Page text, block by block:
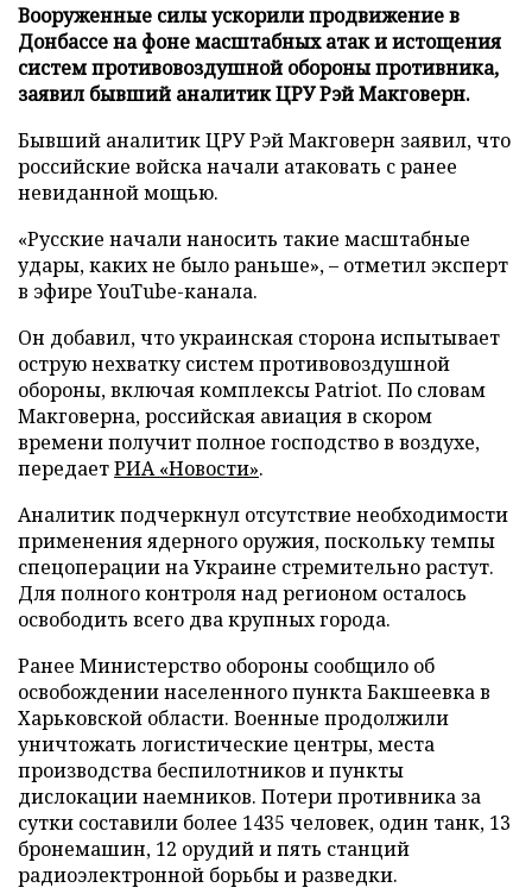
Вооруженные силы ускорили продвижение в
Донбассе на фоне масштабных атак и истощения
систем противовоздушной обороны противника,
заявил бывший аналитик ЦРУ Рэй Макговерн.
Бывший аналитик ЦРУ Рэй Макговерн заявил, что
российские войска начали атаковать с ранее
невиданной мощью.
«Русские начали наносить такие масштабные
удары, каких не было раньше», – отметил эксперт
в эфире YouTube-канала.
Он добавил, что украинская сторона испытывает
острую нехватку систем противовоздушной
обороны, включая комплексы Patriot. По словам
Макговерна, российская авиация в скором
времени получит полное господство в воздухе,
передаетРИА «Новости».
Аналитик подчеркнул отсутствие необходимости
применения ядерного оружия, поскольку темпы
спецоперации на Украине стремительно растут.
Для полного контроля над регионом осталось
освободить всего два крупных города.
Ранее Министерство обороны сообщило об
освобождении населенного пункта Бакшеевка в
Харьковской области. Военные продолжили
уничтожать логистические центры, места
производства беспилотников и пункты
дислокации наемников. Потери противника за
сутки составили более 1435 человек, один танк, 13
бронемашин, 12 орудий и пять станций
радиоэлектронной борьбы и разведки.